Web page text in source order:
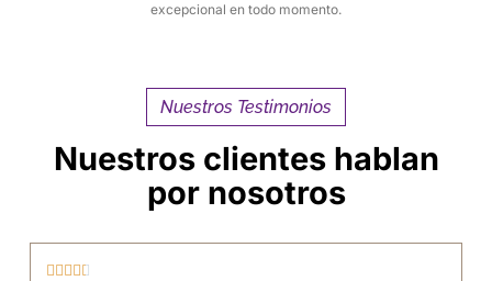
excepcional en todo momento.
Nuestros Testimonios
Nuestros clientes hablan
por nosotros
    